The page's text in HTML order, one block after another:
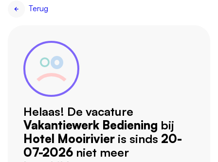
Terug
Helaas! De vacature
Vakantiewerk Bediening bij
Hotel Mooirivier is sinds 20-
07-2026 niet meer